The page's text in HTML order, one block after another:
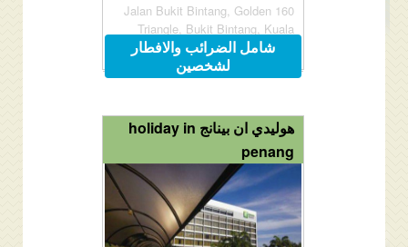
160 Jalan Bukit Bintang, Golden
Triangle, Bukit Bintang, Kuala
Lumpur, Malaysia 55100
شامل الضرائب والافطار
لشخصين
هوليدي ان بينانج holiday in
penang